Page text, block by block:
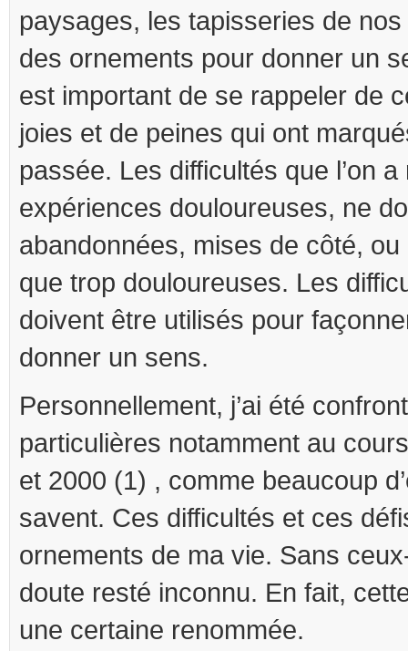
paysages, les tapisseries de
des ornements pour donner un
est important de se rappeler de
joies et de peines qui ont
passée. Les difficultés que l’on
expériences douloureuses, ne
abandonnées, mises de côté,
que trop douloureuses. Les
doivent être utilisés pour
donner un sens.
Personnellement, j’ai été
particulières notamment au
et 2000 (1) , comme beaucoup
savent. Ces difficultés et ces
ornements de ma vie. Sans
doute resté inconnu. En fait,
une certaine renommée.